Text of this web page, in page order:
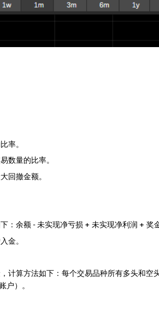
率。
数量的比率。
回撤金额。
：余额 - 未实现净亏损 + 未实现净利润 + 奖
金。
计算方法如下：每个交易品种所有多头和空
户）。